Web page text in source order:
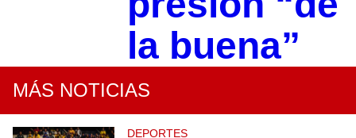
la buena”
MÁS NOTICIAS
DEPORTES